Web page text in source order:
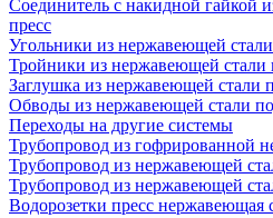
Соединитель с накидной гайкой
пресс
Угольники из нержавеющей
Тройники из нержавеющей стали
Заглушка из нержавеющей стали
Обводы из нержавеющей стали
Переходы на другие системы
Трубопровод из гофрированной
Трубопровод из нержавеющей
Трубопровод из нержавеющей
Водорозетки пресс нержавеющая